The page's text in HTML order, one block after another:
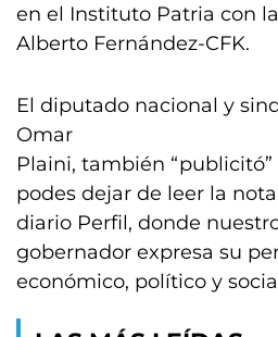
en el Instituto Patria con
Alberto Fernández-CFK.
El diputado nacional y
Omar
Plaini, también “publicitó”
podes dejar de leer la
diario Perfil, donde
gobernador expresa su
económico, político y